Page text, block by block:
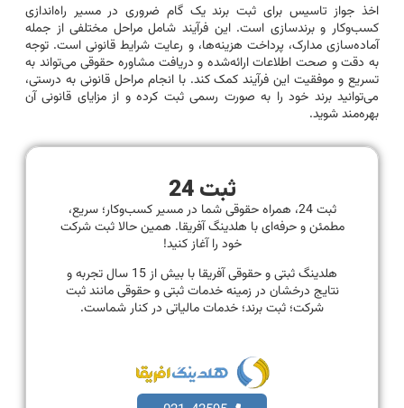
اخذ جواز تاسیس برای ثبت برند یک گام ضروری در مسیر راه‌اندازی
کسب‌وکار و برندسازی است. این فرآیند شامل مراحل مختلفی از جمله
آماده‌سازی مدارک، پرداخت هزینه‌ها، و رعایت شرایط قانونی است. توجه
به دقت و صحت اطلاعات ارائه‌شده و دریافت مشاوره حقوقی می‌تواند به
تسریع و موفقیت این فرآیند کمک کند. با انجام مراحل قانونی به درستی،
می‌توانید برند خود را به صورت رسمی ثبت کرده و از مزایای قانونی آن
بهره‌مند شوید.
ثبت 24
ثبت 24، همراه حقوقی شما در مسیر کسب‌وکار؛ سریع،
مطمئن و حرفه‌ای با هلدینگ آفریقا. همین حالا ثبت شرکت
خود را آغاز کنید!
هلدینگ ثبتی و حقوقی آفریقا با بیش از 15 سال تجربه و
نتایج درخشان در زمینه خدمات ثبتی و حقوقی مانند ثبت
شرکت؛ ثبت برند؛ خدمات مالیاتی در کنار شماست.